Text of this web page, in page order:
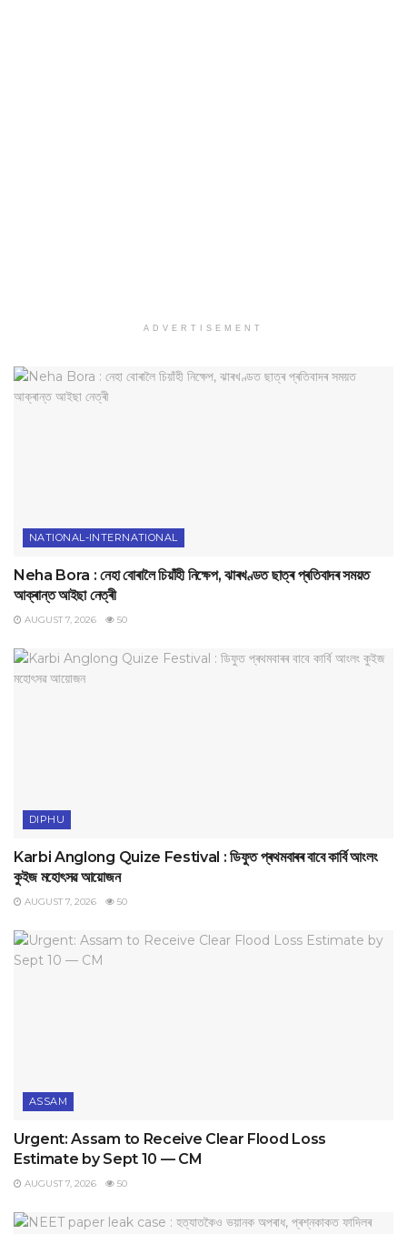
ADVERTISEMENT
NATIONAL-INTERNATIONAL
Neha Bora : নেহা বোৰালৈ চিয়াঁহী নিক্ষেপ, ঝাৰখণ্ডত ছাত্ৰ প্ৰতিবাদৰ সময়ত
আক্ৰান্ত আইছা নেত্ৰী
AUGUST 7, 2026 50
DIPHU
Karbi Anglong Quize Festival : ডিফুত প্ৰথমবাৰৰ বাবে কাৰ্বি আংলং
কুইজ মহোৎসৱ আয়োজন
AUGUST 7, 2026 50
ASSAM
Urgent: Assam to Receive Clear Flood Loss
Estimate by Sept 10 — CM
AUGUST 7, 2026 50